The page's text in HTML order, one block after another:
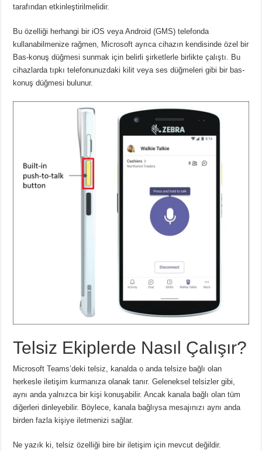
tarafından etkinleştirilmelidir.
Bu özelliği herhangi bir iOS veya Android (GMS) telefonda
kullanabilmenize rağmen, Microsoft ayrıca cihazın kendisinde özel bir
Bas-konuş düğmesi sunmak için belirli şirketlerle birlikte çalıştı.
Bu
cihazlarda tıpkı telefonunuzdaki kilit veya ses düğmeleri gibi bir bas-
konuş düğmesi bulunur.
Telsiz Ekiplerde Nasıl Çalışır?
Microsoft Teams’deki telsiz, kanalda o anda telsize bağlı olan
herkesle iletişim kurmanıza olanak tanır.Geleneksel telsizler gibi,
aynı anda yalnızca bir kişi konuşabilir.Ancak kanala bağlı olan tüm
diğerleri dinleyebilir. Böylece, kanala bağlıysa mesajınızı aynı anda
birden fazla kişiye iletmenizi sağlar.
Ne yazık ki, telsiz özelliği bire bir iletişim için mevcut değildir.